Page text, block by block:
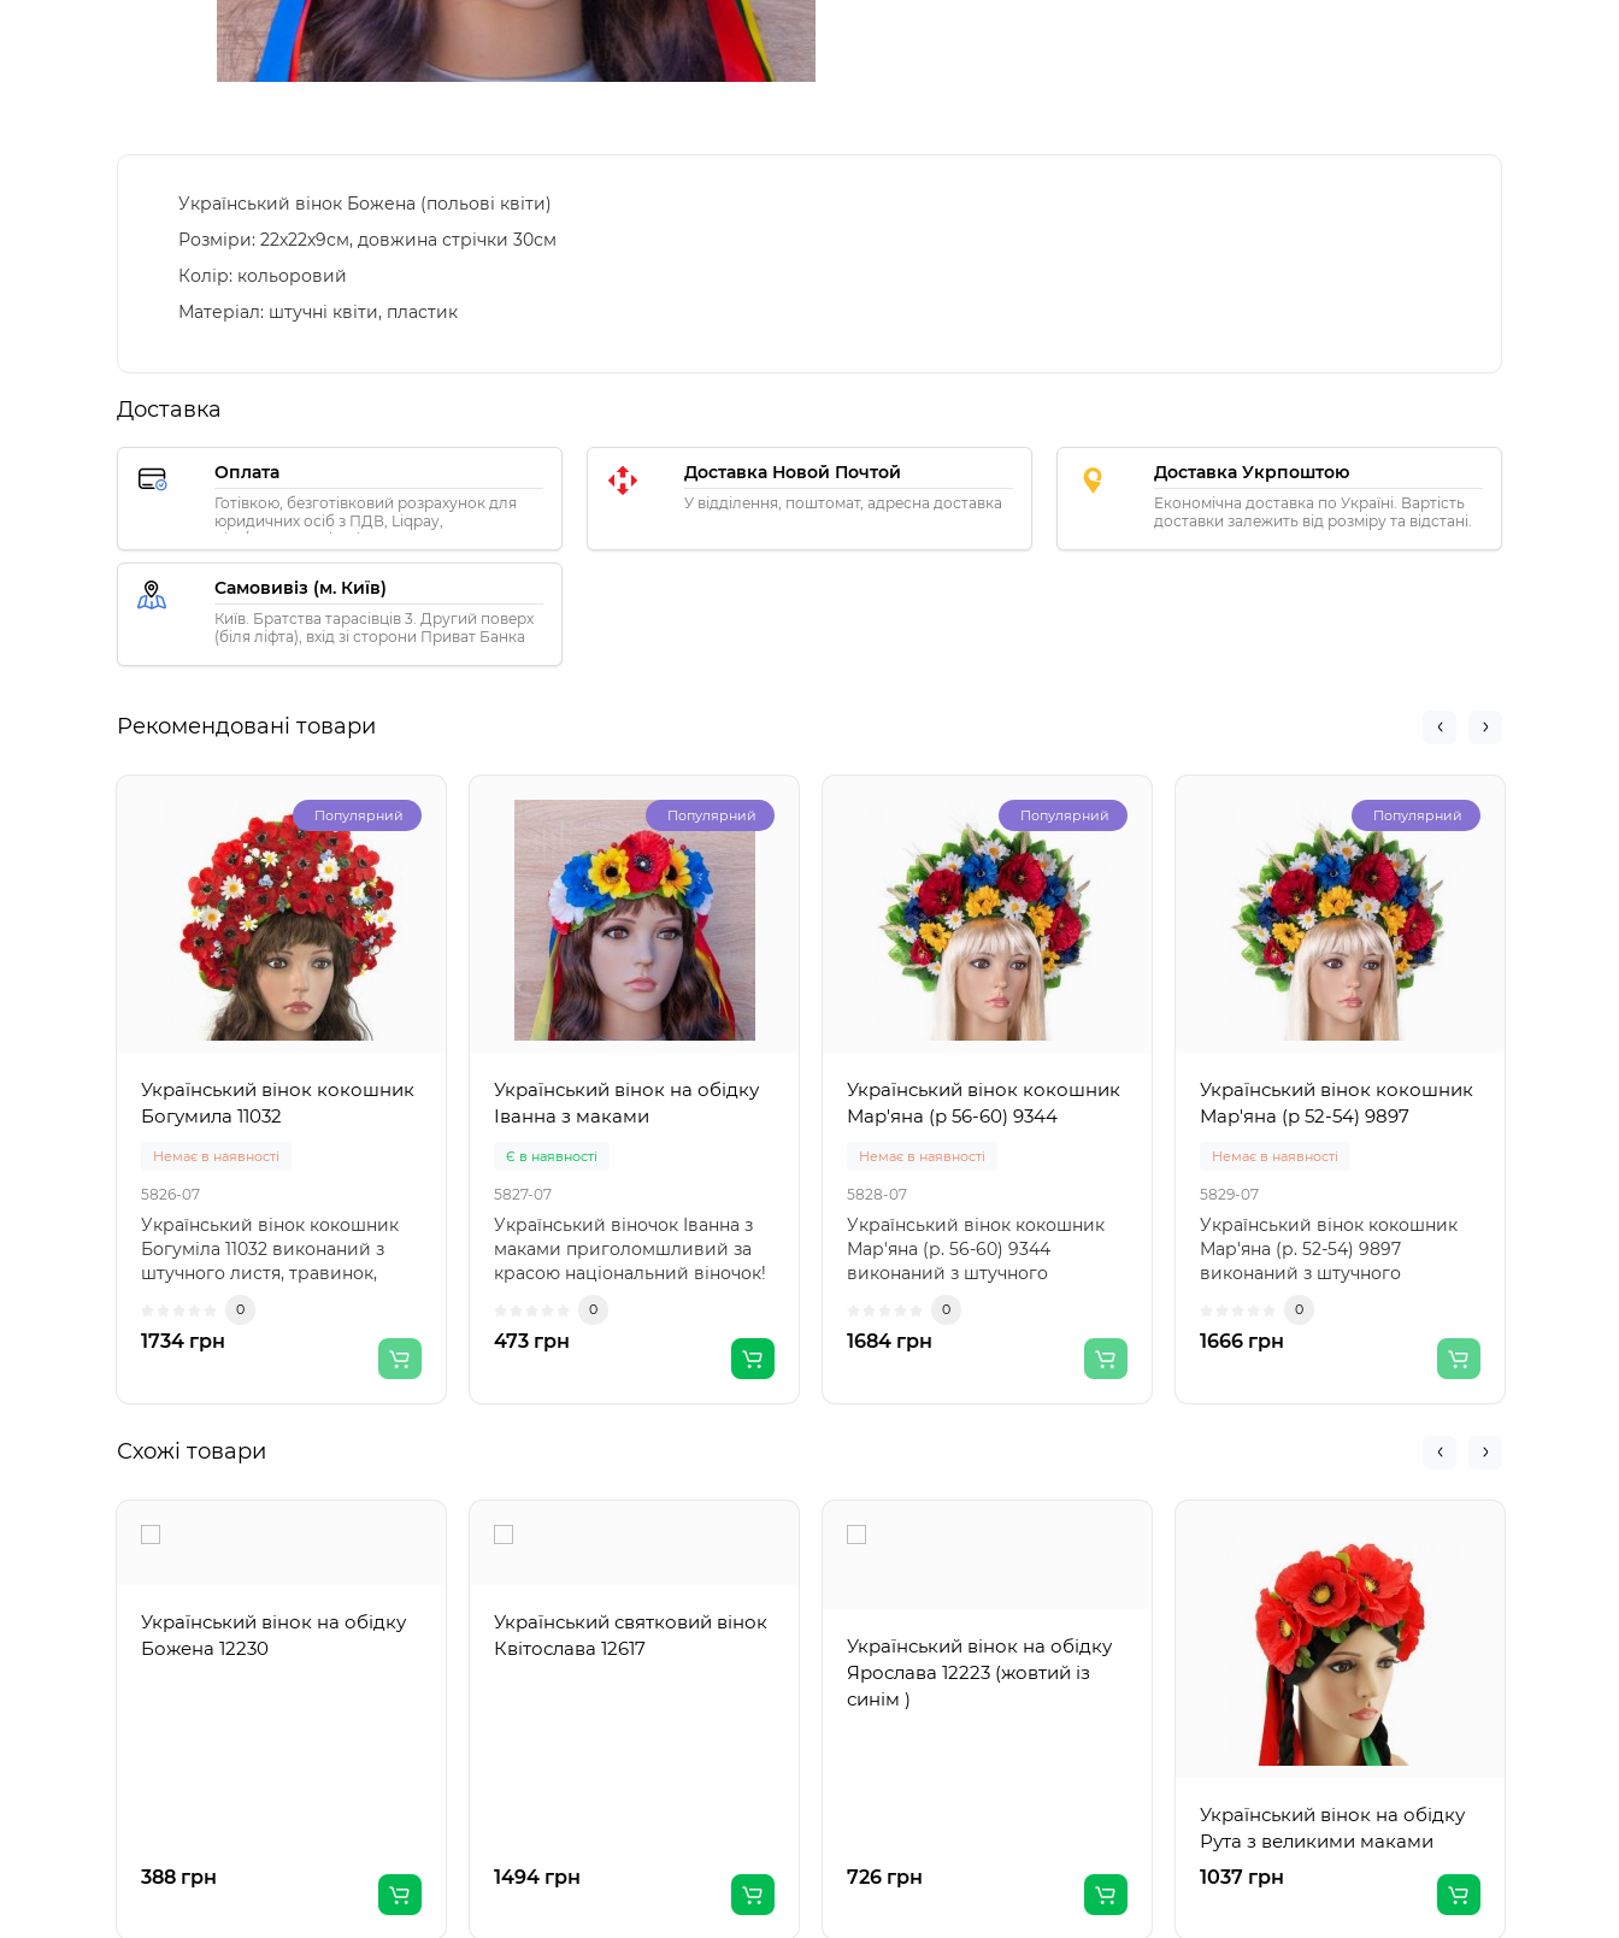
Український вінок Божена (польові квіти)
Розміри: 22х22х9см, довжина стрічки 30см
Колір: кольоровий
Матеріал: штучні квіти, пластик
Доставка
Оплата
Готівкою, безготівковий розрахунок для
юридичних осіб з ПДВ, Liqpay,
Visa/MasterCard, Privat24
Доставка Новой Почтой
У відділення, поштомат, адресна доставка
Доставка Укрпоштою
Економічна доставка по Україні. Вартість
доставки залежить від розміру та відстані.
Самовивіз (м. Київ)
Київ. Братства тарасівців 3. Другий поверх
(біля ліфта), вхід зі сторони Приват Банка
Рекомендовані товари
Популярний
Український вінок кокошник
Богумила 11032
Немає в наявності
5826-07
Український вінок кокошник
Богуміла 11032 виконаний з
штучного листя, травинок,
0
1734 грн
Популярний
Український вінок на обідку
Іванна з маками
Є в наявності
5827-07
Український віночок Іванна з
маками приголомшливий за
красою національний віночок!
0
473 грн
Популярний
Український вінок кокошник
Мар'яна (р 56-60) 9344
Немає в наявності
5828-07
Український вінок кокошник
Мар'яна (р. 56-60) 9344
виконаний з штучного
0
1684 грн
Популярний
Український вінок кокошник
Мар'яна (р 52-54) 9897
Немає в наявності
5829-07
Український вінок кокошник
Мар'яна (р. 52-54) 9897
виконаний з штучного
0
1666 грн
Схожі товари
Український вінок на обідку
Божена 12230
388 грн
Український святковий вінок
Квітослава 12617
1494 грн
Український вінок на обідку
Ярослава 12223 (жовтий із
синім )
726 грн
Український вінок на обідку
Рута з великими маками
1037 грн